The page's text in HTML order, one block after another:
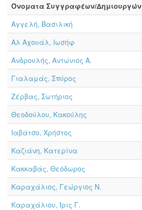
Όνοματα Συγγραφέων/Δημιουργών
Αγγελή, Βασιλική
Αλ Αχουάλ, Ιωσήφ
Ανδρουλής, Αντώνιος Α.
Γιαλαμάς, Σπύρος
Ζέρβας, Σωτήριος
Θεοδούλου, Κακούλης
Ιαβάτσο, Χρήστος
Καζιάνη, Κατερίνα
Κακκαβάς, Θεόδωρος
Καραχάλιος, Γεώργιος Ν.
Καραχάλιου, Ίρις Γ.